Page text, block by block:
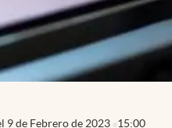
9 de Febrero de 2023 15:00